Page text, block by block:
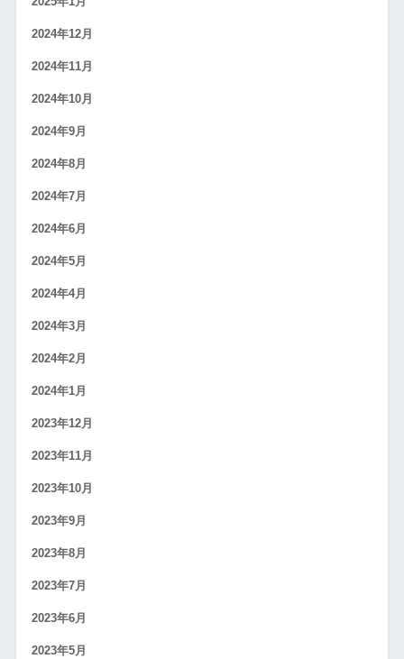
2024年12月
2024年11月
2024年10月
2024年9月
2024年8月
2024年7月
2024年6月
2024年5月
2024年4月
2024年3月
2024年2月
2024年1月
2023年12月
2023年11月
2023年10月
2023年9月
2023年8月
2023年7月
2023年6月
2023年5月